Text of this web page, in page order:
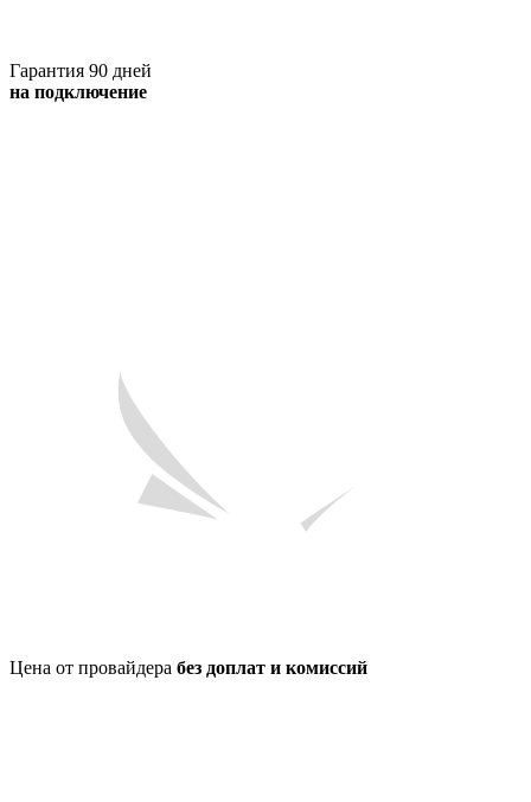
Гарантия 90 дней
на подключение
Цена от провайдера без доплат и комиссий